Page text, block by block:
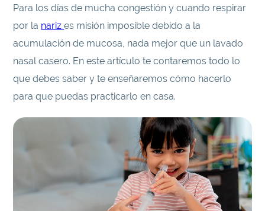
Para los días de mucha congestión y cuando respirar
por la narizes misión imposible debido a la
acumulación de mucosa, nada mejor que un lavado
nasal casero. En este artículo te contaremos todo lo
que debes saber y te enseñaremos cómo hacerlo
para que puedas practicarlo en casa.